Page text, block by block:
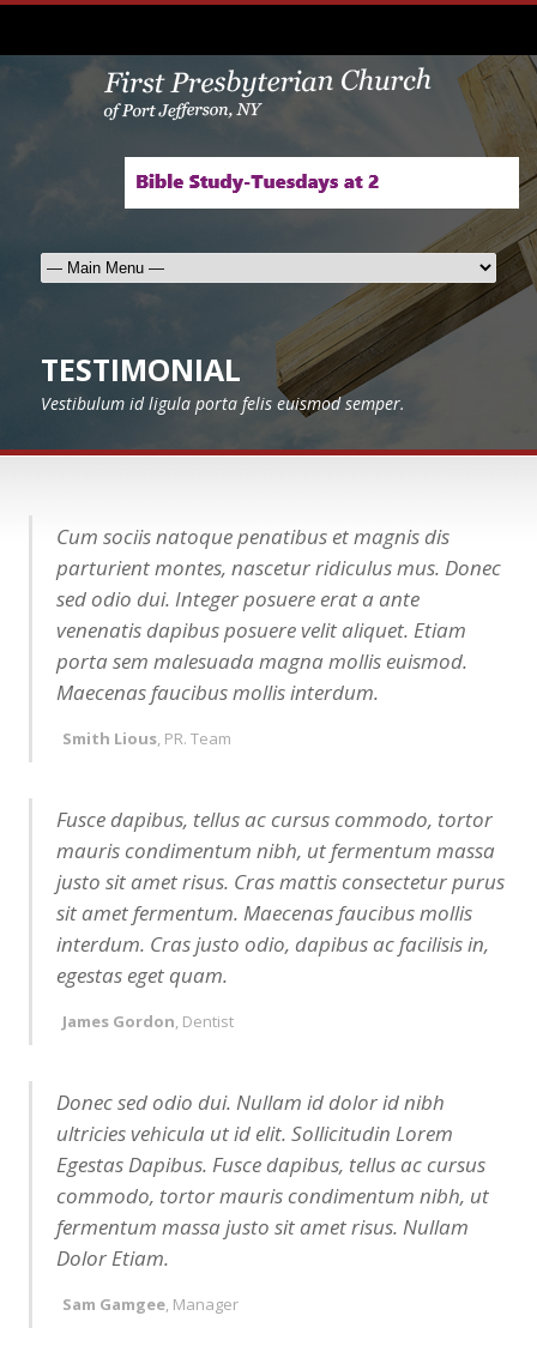
TESTIMONIAL
Vestibulum id ligula porta felis euismod semper.
Cum sociis natoque penatibus et magnis dis
parturient montes, nascetur ridiculus mus. Donec
sed odio dui. Integer posuere erat a ante
venenatis dapibus posuere velit aliquet. Etiam
porta sem malesuada magna mollis euismod.
Maecenas faucibus mollis interdum.
Smith Lious, PR. Team
Fusce dapibus, tellus ac cursus commodo, tortor
mauris condimentum nibh, ut fermentum massa
justo sit amet risus. Cras mattis consectetur purus
sit amet fermentum. Maecenas faucibus mollis
interdum. Cras justo odio, dapibus ac facilisis in,
egestas eget quam.
James Gordon, Dentist
Donec sed odio dui. Nullam id dolor id nibh
ultricies vehicula ut id elit. Sollicitudin Lorem
Egestas Dapibus. Fusce dapibus, tellus ac cursus
commodo, tortor mauris condimentum nibh, ut
fermentum massa justo sit amet risus. Nullam
Dolor Etiam.
Sam Gamgee, Manager